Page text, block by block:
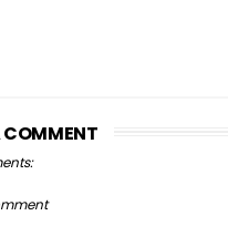
COMMENT